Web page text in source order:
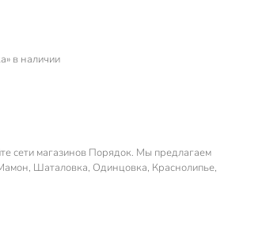
в наличии
сети магазинов Порядок. Мы предлагаем
Шаталовка, Одинцовка, Краснолипье,